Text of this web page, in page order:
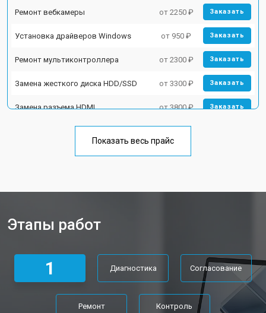
Ремонт вебкамеры от 2250 ₽ Заказать
Установка драйверов Windows от 950 ₽ Заказать
Ремонт мультиконтроллера от 2300 ₽ Заказать
Замена жесткого диска HDD/SSD от 3300 ₽ Заказать
Замена разъема HDMI от 3800 ₽ Заказать
Замена клавиатуры от 2900 ₽
Замена матрицы ноутбука Honor
Ремонт цепи питания от 3500 ₽ Заказать
Замена USB порта от 2200 ₽ Заказать
Показать весь прайс
Этапы работ
1 Диагностика Согласование
Ремонт Контроль